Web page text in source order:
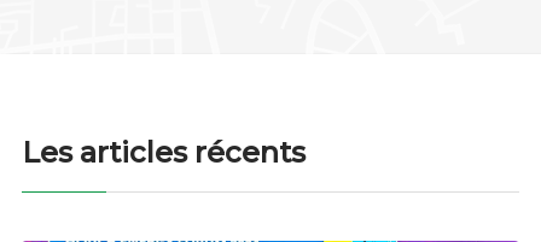
Les articles récents